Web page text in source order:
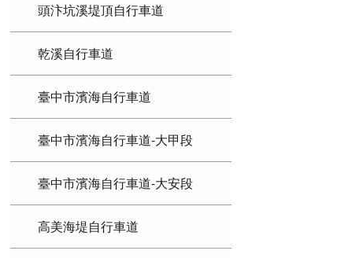
頭汴坑溪堤頂自行車道
乾溪自行車道
臺中市濱海自行車道
臺中市濱海自行車道-大甲段
臺中市濱海自行車道-大安段
高美海堤自行車道